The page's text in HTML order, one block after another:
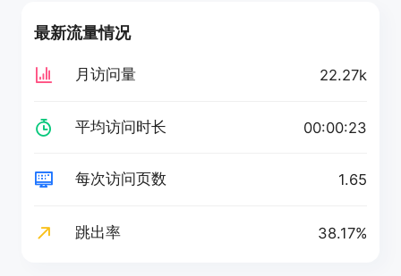
最新流量情况
月访问量 22.27k
平均访问时长 00:00:23
每次访问页数 1.65
跳出率 38.17%